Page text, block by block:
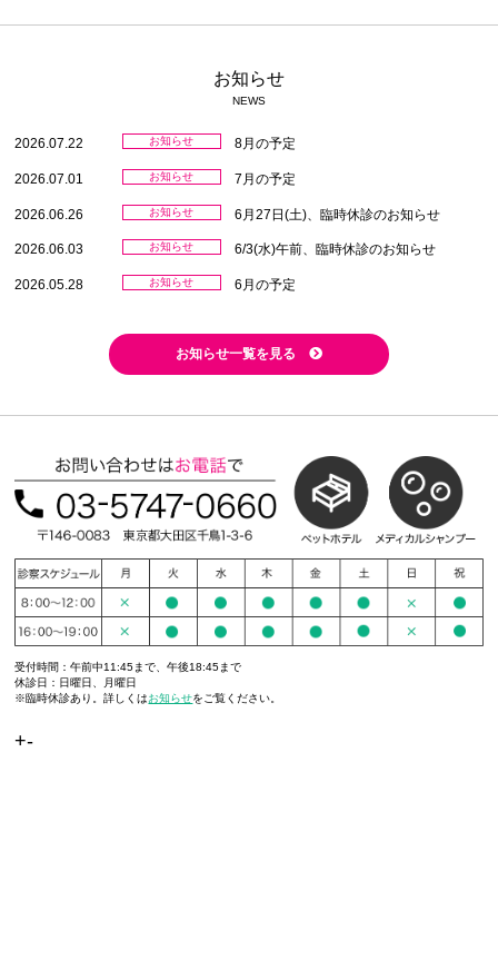
お知らせ
NEWS
2026.07.22 お知らせ 8月の予定
2026.07.01 お知らせ 7月の予定
2026.06.26 お知らせ 6月27日(土)、臨時休診のお知らせ
2026.06.03 お知らせ 6/3(水)午前、臨時休診のお知らせ
2026.05.28 お知らせ 6月の予定
お知らせ一覧を見る
受付時間：午前中11:45まで、午後18:45まで
休診日：日曜日、月曜日
※臨時休診あり。詳しくはお知らせをご覧ください。
+-